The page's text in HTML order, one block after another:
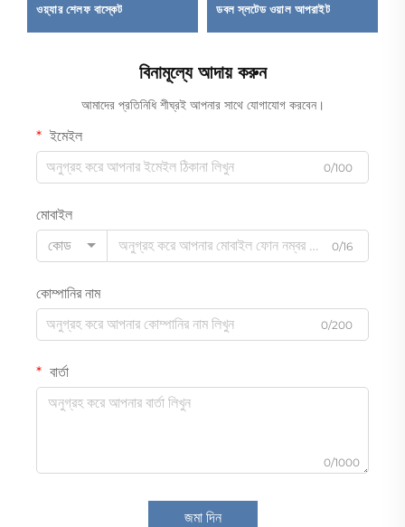
ওয়্যার শেলফ বাস্কেট ডবল স্লটেড ওয়াল আপরাইট
বিনামূল্যে আদায় করুন
আমাদের প্রতিনিধি শীঘ্রই আপনার সাথে যোগাযোগ করবেন।
ইমেইল
0/100
মোবাইল
কোড
0/16
কোম্পানির নাম
0/200
বার্তা
0/1000
জমা দিন